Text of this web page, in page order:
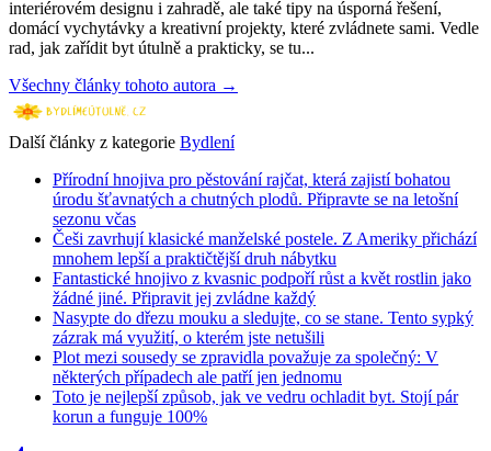
interiérovém designu i zahradě, ale také tipy na úsporná řešení,
domácí vychytávky a kreativní projekty, které zvládnete sami. Vedle
rad, jak zařídit byt útulně a prakticky, se tu...
Všechny články tohoto autora →
Další články z kategorie Bydlení
Přírodní hnojiva pro pěstování rajčat, která zajistí bohatou
úrodu šťavnatých a chutných plodů. Připravte se na letošní
sezonu včas
Češi zavrhují klasické manželské postele. Z Ameriky přichází
mnohem lepší a praktičtější druh nábytku
Fantastické hnojivo z kvasnic podpoří růst a květ rostlin jako
žádné jiné. Připravit jej zvládne každý
Nasypte do dřezu mouku a sledujte, co se stane. Tento sypký
zázrak má využití, o kterém jste netušili
Plot mezi sousedy se zpravidla považuje za společný: V
některých případech ale patří jen jednomu
Toto je nejlepší způsob, jak ve vedru ochladit byt. Stojí pár
korun a funguje 100%